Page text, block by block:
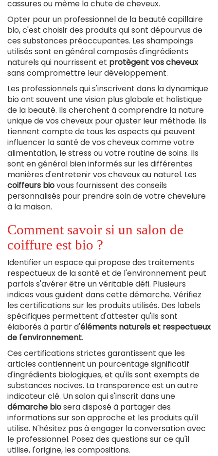
cassures ou même la chute de cheveux.
Opter pour un professionnel de la beauté capillaire
bio, c'est choisir des produits qui sont dépourvus de
ces substances préoccupantes. Les shampoings
utilisés sont en général composés d'ingrédients
naturels qui nourrissent et protègent vos cheveux
sans compromettre leur développement.
Les professionnels qui s'inscrivent dans la dynamique
bio ont souvent une vision plus globale et holistique
de la beauté. Ils cherchent à comprendre la nature
unique de vos cheveux pour ajuster leur méthode. Ils
tiennent compte de tous les aspects qui peuvent
influencer la santé de vos cheveux comme votre
alimentation, le stress ou votre routine de soins. Ils
sont en général bien informés sur les différentes
manières d'entretenir vos cheveux au naturel. Les
coiffeurs biovous fournissent des conseils
personnalisés pour prendre soin de votre chevelure
à la maison.
Comment savoir si un salon de
coiffure est bio ?
Identifier un espace qui propose des traitements
respectueux de la santé et de l'environnement peut
parfois s'avérer être un véritable défi. Plusieurs
indices vous guident dans cette démarche. Vérifiez
les certifications sur les produits utilisés. Des labels
spécifiques permettent d'attester qu'ils sont
élaborés à partir d'éléments naturels et respectueux
de l'environnement.
Ces certifications strictes garantissent que les
articles contiennent un pourcentage significatif
d'ingrédients biologiques, et qu'ils sont exempts de
substances nocives. La transparence est un autre
indicateur clé. Un salon qui s'inscrit dans une
démarche biosera disposé à partager des
informations sur son approche et les produits qu'il
utilise. N'hésitez pas à engager la conversation avec
le professionnel. Posez des questions sur ce qu'il
utilise, l'origine, les compositions.